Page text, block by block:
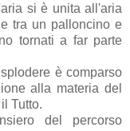
si è unita all'aria
tra un palloncino e
tornati a far parte
è comparso
alla materia del
Tutto.
del percorso